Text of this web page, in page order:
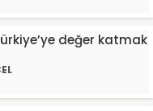
değer katmak